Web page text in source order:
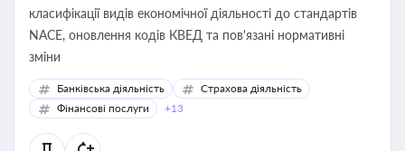
класифікації видів економічної діяльності до стандартів
NACE, оновлення кодів КВЕД та пов'язані нормативні
зміни
Банківська діяльність
Страхова діяльність
Фінансові послуги
+13